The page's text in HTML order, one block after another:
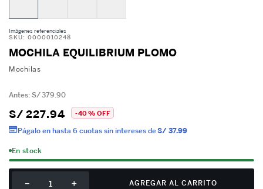
Imágenes referenciales
SKU: 0000010248
MOCHILA EQUILIBRIUM PLOMO
Mochilas
S/379.90
S/ 227.94 -40 % OFF
Págalo en hasta 6 cuotas sin intereses deS/ 37.99
En stock
＋
－ AGREGAR AL CARRITO